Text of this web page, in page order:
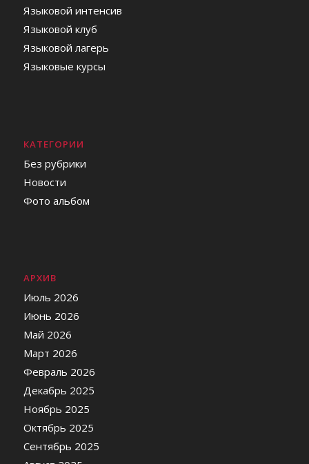
Языковой интенсив
Языковой клуб
Языковой лагерь
Языковые курсы
КАТЕГОРИИ
Без рубрики
Новости
Фото альбом
АРХИВ
Июль 2026
Июнь 2026
Май 2026
Март 2026
Февраль 2026
Декабрь 2025
Ноябрь 2025
Октябрь 2025
Сентябрь 2025